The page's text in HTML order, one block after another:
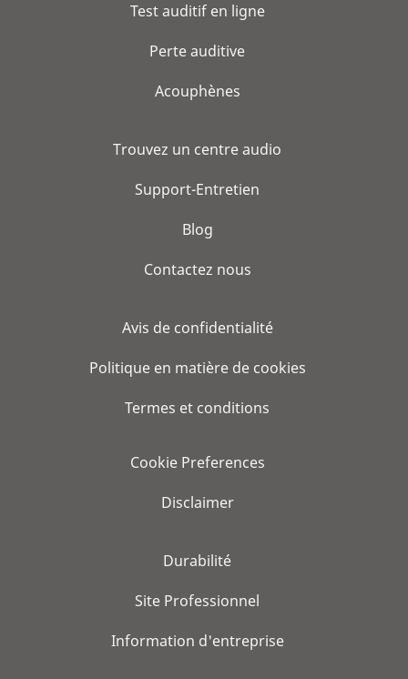
Test auditif en ligne
Perte auditive
Acouphènes
Trouvez un centre audio
Support-Entretien
Blog
Contactez nous
Avis de confidentialité
Politique en matière de cookies
Termes et conditions
Cookie Preferences
Disclaimer
Durabilité
Site Professionnel
Information d'entreprise